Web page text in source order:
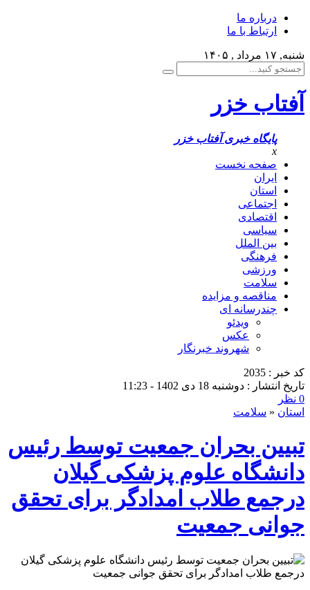
درباره ما
ارتباط با ما
شنبه, ۱۷ مرداد , ۱۴۰۵
آفتاب خزر
پایگاه خبری آفتاب خزر
x
صفحه نخست
ایران
استان
اجتماعی
اقتصادی
سیاسی
بین الملل
فرهنگی
ورزشی
سلامت
مناقصه و مزایده
چندرسانه ای
ویدئو
عکس
شهروند خبرنگار
کد خبر : 2035
تاریخ انتشار : دوشنبه 18 دی 1402 - 11:23
0 نظر
استان « سلامت
تبیین بحران جمعیت توسط رئیس
دانشگاه علوم پزشکی گیلان
درجمع طلاب امدادگر برای تحقق
جوانی جمعیت